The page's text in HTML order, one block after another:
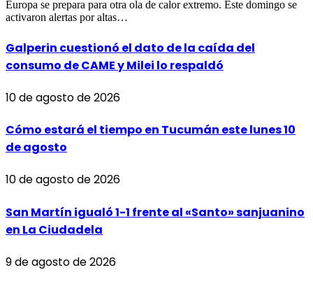
Europa se prepara para otra ola de calor extremo. Este domingo se
activaron alertas por altas…
Galperin cuestionó el dato de la caída del
consumo de CAME y Milei lo respaldó
10 de agosto de 2026
Cómo estará el tiempo en Tucumán este lunes 10
de agosto
10 de agosto de 2026
San Martín igualó 1-1 frente al «Santo» sanjuanino
en La Ciudadela
9 de agosto de 2026